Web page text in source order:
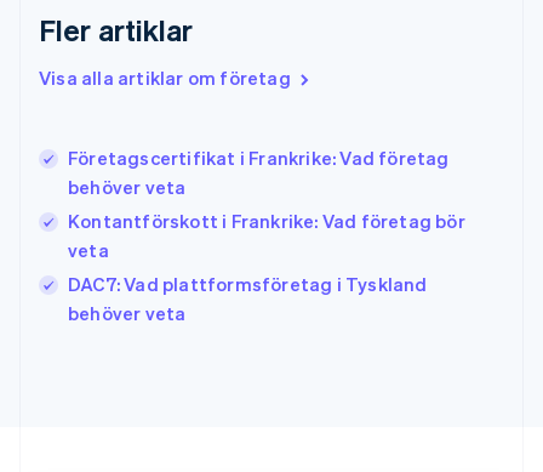
Fler artiklar
Visa alla artiklar om företag
Företagscertifikat i Frankrike: Vad företag
behöver veta
Kontantförskott i Frankrike: Vad företag bör
veta
DAC7: Vad plattformsföretag i Tyskland
behöver veta
Hongkong SAR, Kina
English 简体中文
Indien
Italien
ItalianoEnglish
Japan
日本語
English Français
Kroatien